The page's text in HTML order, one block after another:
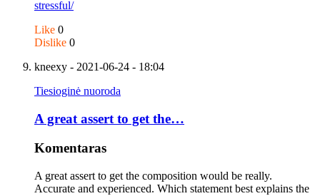
stressful/
Like 0
Dislike 0
kneexy - 2021-06-24 - 18:04
Tiesioginė nuoroda
A great assert to get the…
Komentaras
A great assert to get the composition would be really.
Accurate and experienced. Which statement best explains the